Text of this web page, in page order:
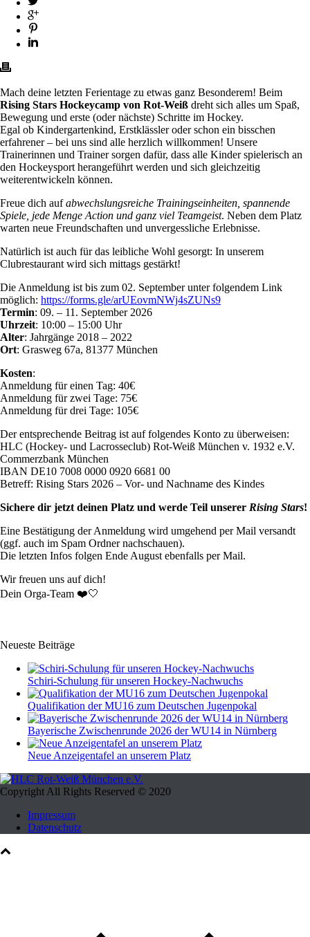
Mach deine letzten Ferientage zu etwas ganz Besonderem! Beim
Rising Stars Hockeycamp von Rot-Weiß dreht sich alles um Spaß,
Bewegung und erste (oder nächste) Schritte im Hockey.
Egal ob Kindergartenkind, Erstklässler oder schon ein bisschen
erfahrener – bei uns sind alle herzlich willkommen! Unsere
Trainerinnen und Trainer sorgen dafür, dass alle Kinder spielerisch an
den Hockeysport herangeführt werden und sich gleichzeitig
weiterentwickeln können.
Freue dich aufabwechslungsreiche Trainingseinheiten, spannende
Spiele, jede Menge Action und ganz viel Teamgeist. Neben dem Platz
warten neue Freundschaften und unvergessliche Erlebnisse.
Natürlich ist auch für das leibliche Wohl gesorgt: In unserem
Clubrestaurant wird sich mittags gestärkt!
Die Anmeldung ist bis zum 02. September unter folgendem Link
möglich: https://forms.gle/arUEovmNWj4sZUNs9
Termin: 09. – 11. September 2026
Uhrzeit: 10:00 – 15:00 Uhr
Alter: Jahrgänge 2018 – 2022
Ort: Grasweg 67a, 81377 München
Kosten:
Anmeldung für einen Tag: 40€
Anmeldung für zwei Tage: 75€
Anmeldung für drei Tage: 105€
Der entsprechende Beitrag ist auf folgendes Konto zu überweisen:
HLC (Hockey- und Lacrosseclub) Rot-Weiß München v. 1932 e.V.
Commerzbank München
IBAN DE10 7008 0000 0920 6681 00
Betreff: Rising Stars 2026 – Vor- und Nachname des Kindes
Sichere dir jetzt deinen Platz und werde Teil unserer Rising Stars!
Eine Bestätigung der Anmeldung wird umgehend per Mail versandt
(ggf. auch im Spam Ordner nachschauen).
Die letzten Infos folgen Ende August ebenfalls per Mail.
Wir freuen uns auf dich!
Dein Orga-Team ❤️🤍
Neueste Beiträge
Schiri-Schulung für unseren Hockey-Nachwuchs
Qualifikation der MU16 zum Deutschen Jugenpokal
Bayerische Zwischenrunde 2026 der WU14 in Nürnberg
Neue Anzeigentafel an unserem Platz
Copyright All Rights Reserved © 2020
Impressum
Datenschutz